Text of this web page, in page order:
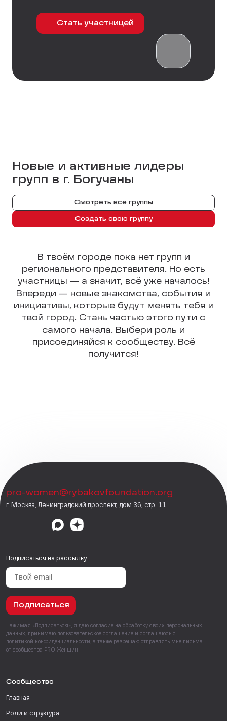
Стать участницей
Новые и активные лидеры
групп в г. Богучаны
Смотреть все группы
Создать свою группу
В твоём городе пока нет групп и
регионального представителя. Но есть
участницы — а значит, всё уже началось!
Впереди — новые знакомства, события и
инициативы, которые будут менять тебя и
твой город. Стань частью этого пути с
самого начала. Выбери роль и
присоединяйся к сообществу. Всё
получится!
pro-women@rybakovfoundation.org
г. Москва, Ленинградский проспект, дом 36, стр. 11
Подписаться на рассылку
Подписаться
Нажимая «Подписаться», я даю согласие на обработку своих персональных
данных , принимаю пользовательское соглашение и соглашаюсь с
политикой конфиденциальности , а также разрешаю отправлять мне письма
от сообщества PRO Женщин.
Сообщество
Главная
Роли и структура